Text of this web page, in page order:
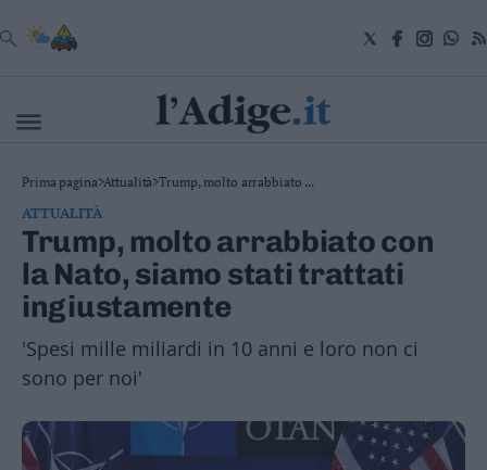
VAI
Cronaca
Attualità
Economia
Cultura
Spettacoli
Salute
e
Benessere
Montagna
Sport
Foto
Prima pagina>Attualità>Trump, molto arrabbiato ...
ATTUALITÀ
Trump, molto arrabbiato con
la Nato, siamo stati trattati
ingiustamente
'Spesi mille miliardi in 10 anni e loro non ci
sono per noi'